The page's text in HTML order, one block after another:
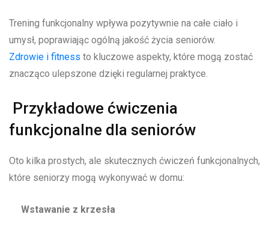
Trening funkcjonalny wpływa pozytywnie na całe ciało i
umysł, poprawiając ogólną jakość życia seniorów.
Zdrowie i fitness to kluczowe aspekty, które mogą zostać
znacząco ulepszone dzięki regularnej praktyce.
Przykładowe ćwiczenia
funkcjonalne dla seniorów
Oto kilka prostych, ale skutecznych ćwiczeń funkcjonalnych,
które seniorzy mogą wykonywać w domu:
Wstawanie z krzesła